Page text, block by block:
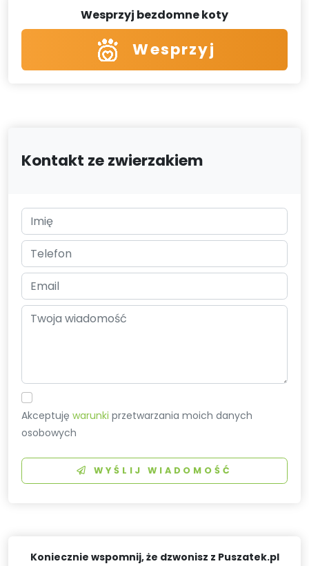
Wesprzyj bezdomne koty
Wesprzyj
Kontakt ze zwierzakiem
Akceptujęwarunki przetwarzania moich danych
osobowych
WYŚLIJ WIADOMOŚĆ
Koniecznie wspomnij, że dzwonisz z Puszatek.pl